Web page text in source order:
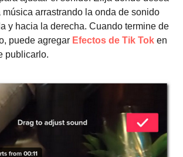
arrastrando la onda de sonido
y hacia la derecha. Cuando termine de
puede agregar Efectos de Tik Tok en
publicarlo.